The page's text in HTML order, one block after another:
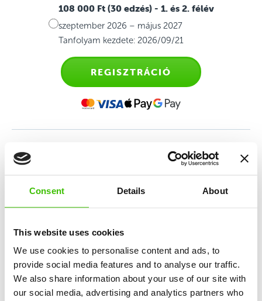
Consent Details About
This website uses cookies
We use cookies to personalise content and ads, to
provide social media features and to analyse our traffic.
We also share information about your use of our site with
our social media, advertising and analytics partners who
108 000 Ft (30 edzés) - 1. és 2. félév
szeptember 2026 – május 2027
Tanfolyam kezdete: 2026/09/21
REGISZTRÁCIÓ
Sporttanfolyam 4-6 éves
gyerekeknek
Sokoldalú sportedzés, amely az atlétika, torna,
alapul.
12 kulcskészség fejlesztése